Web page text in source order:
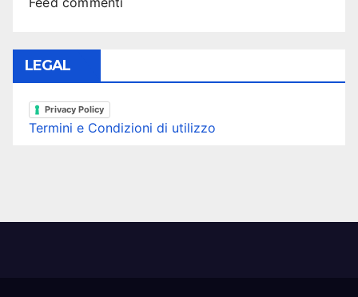
LEGAL
Privacy Policy
Termini e Condizioni di utilizzo